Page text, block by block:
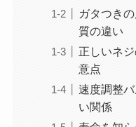
ガタつき
質の違い
正しいネ
意点
速度調整
い関係